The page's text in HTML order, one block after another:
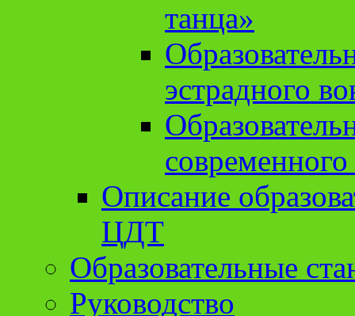
танца»
эстрадного
Описание
ЦДТ
Образовательные
Руководство